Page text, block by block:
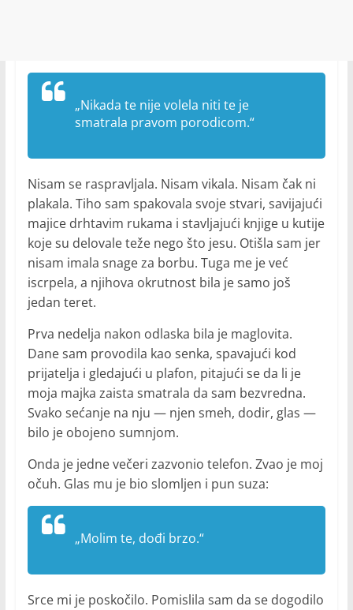
„Nikada te nije volela niti te je
smatrala pravom porodicom.“
Nisam se raspravljala. Nisam vikala. Nisam čak ni
plakala. Tiho sam spakovala svoje stvari, savijajući
majice drhtavim rukama i stavljajući knjige u kutije
koje su delovale teže nego što jesu. Otišla sam jer
nisam imala snage za borbu. Tuga me je već
iscrpela, a njihova okrutnost bila je samo još
jedan teret.
Prva nedelja nakon odlaska bila je maglovita.
Dane sam provodila kao senka, spavajući kod
prijatelja i gledajući u plafon, pitajući se da li je
moja majka zaista smatrala da sam bezvredna.
Svako sećanje na nju — njen smeh, dodir, glas —
bilo je obojeno sumnjom.
Onda je jedne večeri zazvonio telefon. Zvao je moj
očuh. Glas mu je bio slomljen i pun suza:
„Molim te, dođi brzo.“
Srce mi je poskočilo. Pomislila sam da se dogodilo